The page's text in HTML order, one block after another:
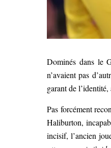
Dominés dans le
n’avaient pas
garant de
Pas forcément
Haliburton,
incisif, l’ancien